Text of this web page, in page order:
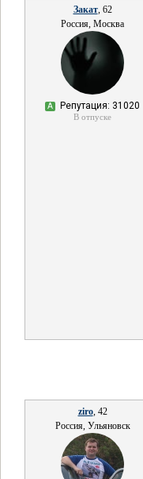
Закат, 62
Россия, Москва
А Репутация: 31020
В отпуске
ziro, 42
Россия, Ульяновск